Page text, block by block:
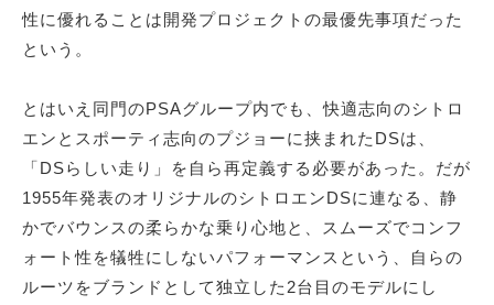
性に優れることは開発プロジェクトの最優先事項だった
という。
とはいえ同門のPSAグループ内でも、快適志向のシトロ
エンとスポーティ志向のプジョーに挟まれたDSは、
「DSらしい走り」を自ら再定義する必要があった。だが
1955年発表のオリジナルのシトロエンDSに連なる、静
かでバウンスの柔らかな乗り心地と、スムーズでコンフ
ォート性を犠牲にしないパフォーマンスという、自らの
ルーツをブランドとして独立した2台目のモデルにし